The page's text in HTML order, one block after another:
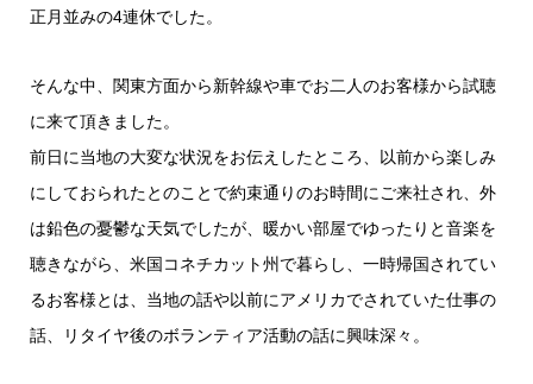
正月並みの4連休でした。
そんな中、関東方面から新幹線や車でお二人のお客様から試聴
に来て頂きました。
前日に当地の大変な状況をお伝えしたところ、以前から楽しみ
にしておられたとのことで約束通りのお時間にご来社され、外
は鉛色の憂鬱な天気でしたが、暖かい部屋でゆったりと音楽を
聴きながら、米国コネチカット州で暮らし、一時帰国されてい
るお客様とは、当地の話や以前にアメリカでされていた仕事の
話、リタイヤ後のボランティア活動の話に興味深々。